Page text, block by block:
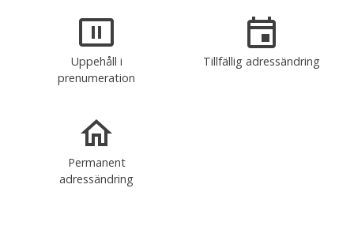
Uppehåll i
prenumeration
Tillfällig adressändring
Permanent
adressändring